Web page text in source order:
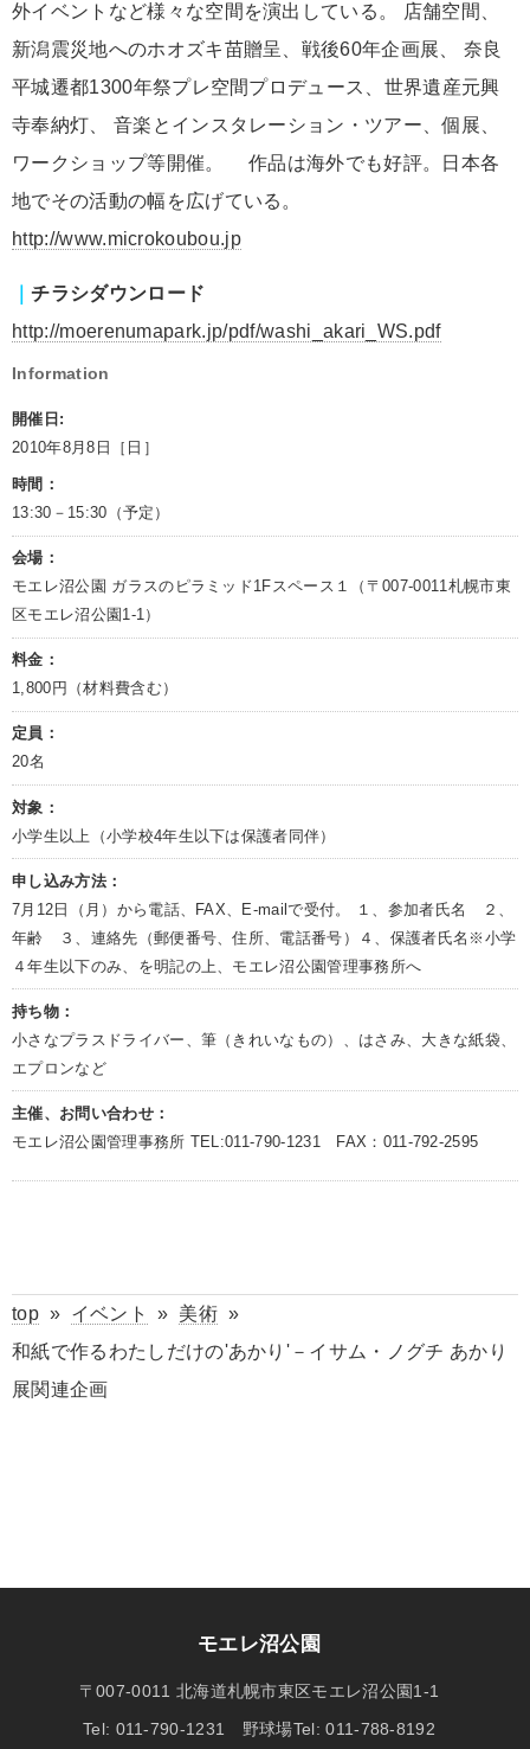
外イベントなど様々な空間を演出している。 店舗空間、
新潟震災地へのホオズキ苗贈呈、戦後60年企画展、 奈良
平城遷都1300年祭プレ空間プロデュース、世界遺産元興
寺奉納灯、 音楽とインスタレーション・ツアー、個展、
ワークショップ等開催。 作品は海外でも好評。日本各
地でその活動の幅を広げている。
http://www.microkoubou.jp
｜チラシダウンロード
http://moerenumapark.jp/pdf/washi_akari_WS.pdf
Information
開催日:
2010年8月8日［日］
時間：
13:30－15:30（予定）
会場：
モエレ沼公園 ガラスのピラミッド1Fスペース１（〒007-0011札幌市東
区モエレ沼公園1-1）
料金：
1,800円（材料費含む）
定員：
20名
対象：
小学生以上（小学校4年生以下は保護者同伴）
申し込み方法：
7月12日（月）から電話、FAX、E-mailで受付。 １、参加者氏名 ２、
年齢 ３、連絡先（郵便番号、住所、電話番号）４、保護者氏名※小学
４年生以下のみ、を明記の上、モエレ沼公園管理事務所へ
持ち物：
小さなプラスドライバー、筆（きれいなもの）、はさみ、大きな紙袋、
エプロンなど
主催、お問い合わせ：
モエレ沼公園管理事務所 TEL:011-790-1231 FAX：011-792-2595
top» イベント » 美術 »
和紙で作るわたしだけの'あかり'－イサム・ノグチ あかり
展関連企画
モエレ沼公園
〒007-0011 北海道札幌市東区モエレ沼公園1-1
Tel: 011-790-1231 野球場Tel: 011-788-8192